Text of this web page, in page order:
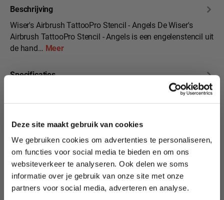
Deze site maakt gebruik van cookies
We gebruiken cookies om advertenties te personaliseren,
om functies voor social media te bieden en om ons
websiteverkeer te analyseren. Ook delen we soms
informatie over je gebruik van onze site met onze
partners voor social media, adverteren en analyse.
Beschrijving
Wiser's Airbrush TattooPro Stencil - Angels De Wiser's
Airbrush TattooPro Stencil - Angels is een engelenstencil uit
de hand… Meer
Specificaties
Beoordelingen
Productgalerij overslaan
Heb je onze andere
TattooPro Stencils al
10% korting?
Lees als eerste over nieuwe producten,
tutorials, aanbiedingen, evenementen,
wedstrijden en meer.
Meld je aan en ontvang direct